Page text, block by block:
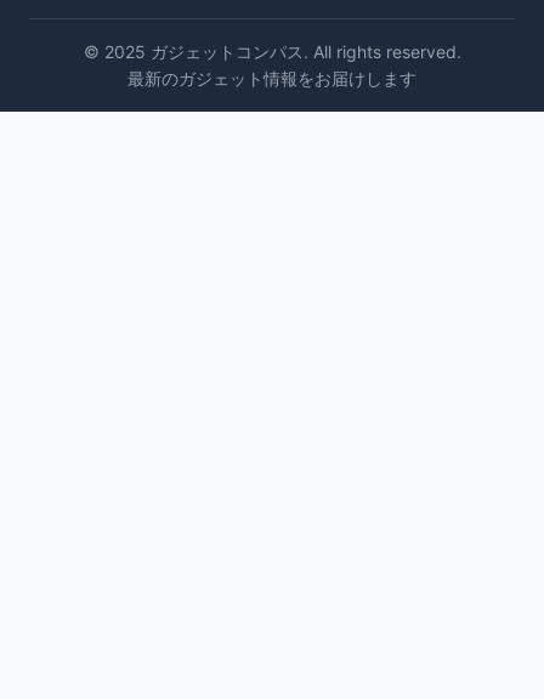
© 2025 ガジェットコンパス. All rights reserved.
最新のガジェット情報をお届けします